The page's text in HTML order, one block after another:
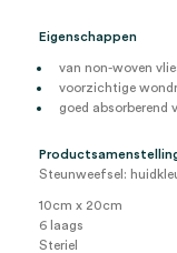
Eigenschappen
van non-woven
voorzichtige
goed absorberend
Steunweefsel:
10cm x 20cm
6 laags
Steriel